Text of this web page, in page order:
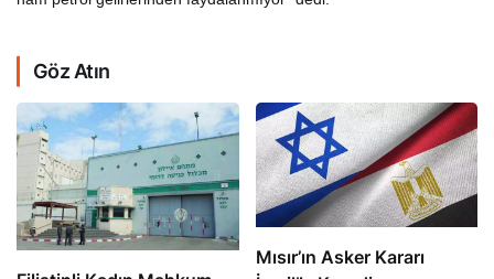
Göz Atın
Mısır’ın Asker Kararı